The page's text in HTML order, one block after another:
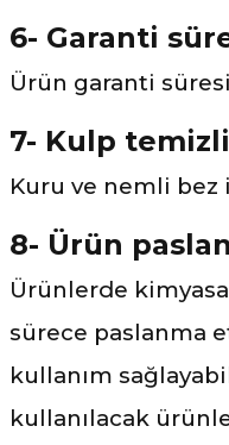
6- Garanti
Ürün garanti süresi
7- Kulp
Kuru ve nemli bez
8- Ürün
Ürünlerde
sürece paslanma
kullanım
kullanılacak